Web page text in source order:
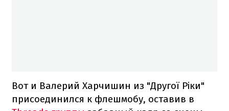
Вот и Валерий Харчишин из "Другої Ріки"
присоединился к флешмобу, оставив в